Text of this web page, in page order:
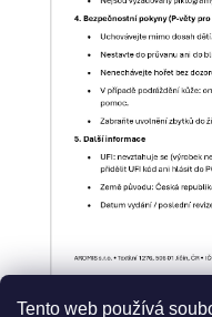
Tento web používá